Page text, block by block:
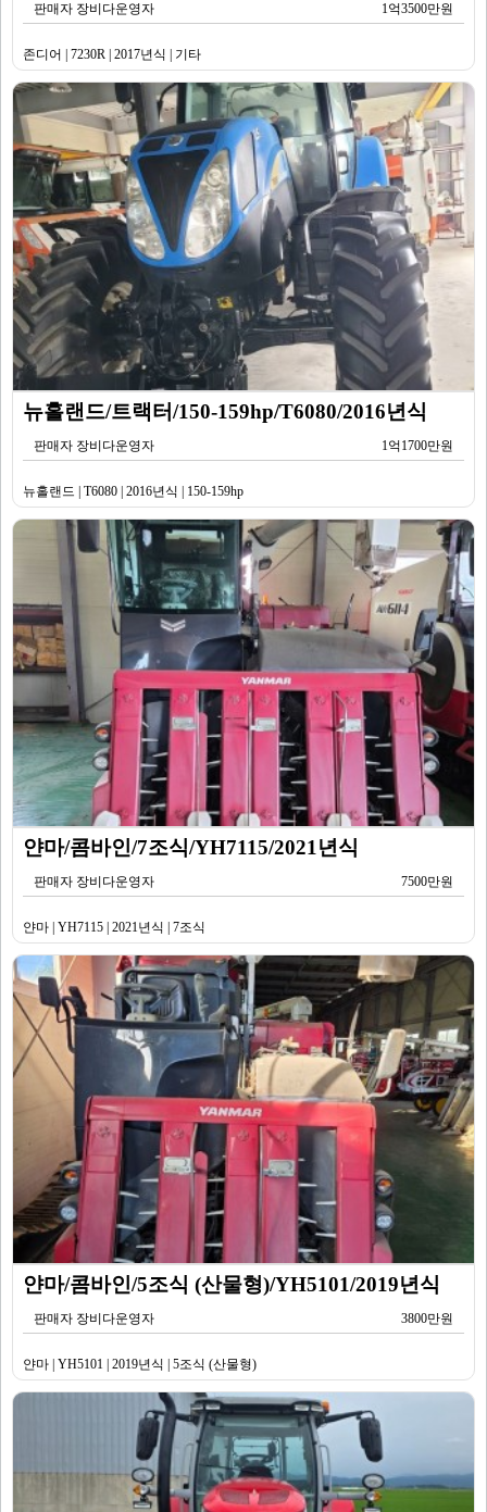
판매자 장비다운영자 1억3500만원
존디어 | 7230R | 2017년식 | 기타
뉴홀랜드/트랙터/150-159hp/T6080/2016년식
판매자 장비다운영자 1억1700만원
뉴홀랜드 | T6080 | 2016년식 | 150-159hp
얀마/콤바인/7조식/YH7115/2021년식
판매자 장비다운영자 7500만원
얀마 | YH7115 | 2021년식 | 7조식
얀마/콤바인/5조식 (산물형)/YH5101/2019년식
판매자 장비다운영자 3800만원
얀마 | YH5101 | 2019년식 | 5조식 (산물형)